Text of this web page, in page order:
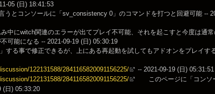
05 (日) 18:41:53
うとコンソールに「sv_consistency 0」のコマンドを打つと回避可能 --
中にwitch関連のエラーが出てプレイ不可能、それを起こすと今度は通
可能になる -- 2021-09-19 (日) 05:30:19
する事で修正できるが、上にある再起動を試してもアドオンをプレイす
122131588/2841165820091156225/
-- 2021-09-19 (日) 05:31:51
122131588/2841165820091156225/
このページに「コンソ
(日) 05:33:20